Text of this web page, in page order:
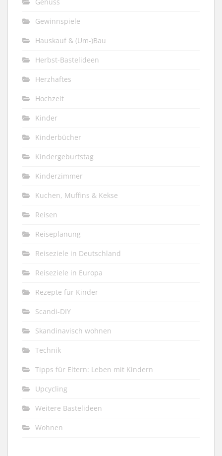
Genuss
Gewinnspiele
Hauskauf & (Um-)Bau
Herbst-Bastelideen
Herzhaftes
Hochzeit
Kinder
Kinderbücher
Kindergeburtstag
Kinderzimmer
Kuchen, Muffins & Kekse
Reisen
Reiseplanung
Reiseziele in Deutschland
Reiseziele in Europa
Rezepte für Kinder
Scandi-DIY
Skandinavisch wohnen
Technik
Tipps für Eltern: Leben mit Kindern
Upcycling
Weitere Bastelideen
Wohnen